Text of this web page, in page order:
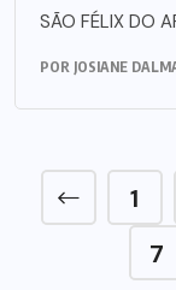
SÃO FÉLIX DO
POR JOSIANE
1
7